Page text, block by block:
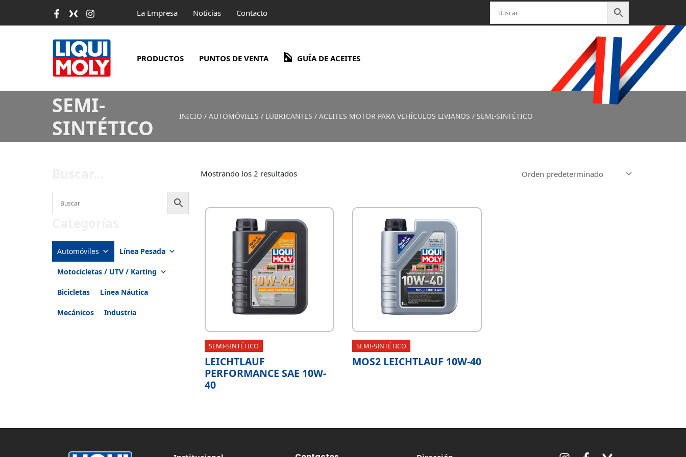
contenido
La Empresa Noticias Contacto
PRODUCTOS PUNTOS DE VENTA GUÍA DE ACEITES
SEMI-
SINTÉTICO
INICIO / AUTOMÓVILES / LUBRICANTES / ACEITES MOTOR PARA VEHÍCULOS LIVIANOS / SEMI-SINTÉTICO
Automóviles Línea Pesada
Motocicletas / UTV / Karting
Bicicletas Línea Náutica
Mecánicos Industria
Mostrando los 2 resultados
SEMI-SINTÉTICO
LEICHTLAUF
PERFORMANCE SAE 10W-
40
SEMI-SINTÉTICO
MOS2 LEICHTLAUF 10W-40